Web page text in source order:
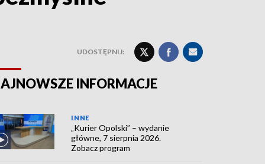
UDOSTĘPNIJ:
INFORMACJE
INNE
„Kurier Opolski” – wydanie
główne, 7 sierpnia 2026.
Zobacz program